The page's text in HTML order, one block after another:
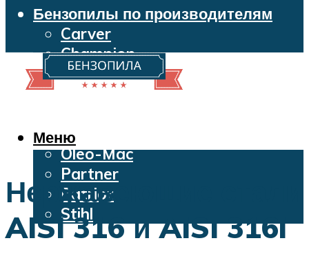
Бензопилы по производителям
Carver
Champion
Echo
Husqvarna
Makita
Oleo-Mac
Partner
Patriot
Stihl
Бензопилы
Меню
Нержавеющие стали
AISI 316 и AISI 316l